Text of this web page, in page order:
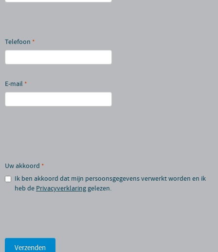
Telefoon *
E-mail *
Uw akkoord *
Ik ben akkoord dat mijn persoonsgegevens verwerkt worden en ik
heb de Privacyverklaring gelezen.
Verzenden